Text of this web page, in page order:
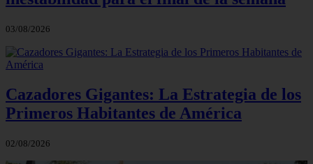
03/08/2026
Cazadores Gigantes: La Estrategia de los
Primeros Habitantes de América
02/08/2026